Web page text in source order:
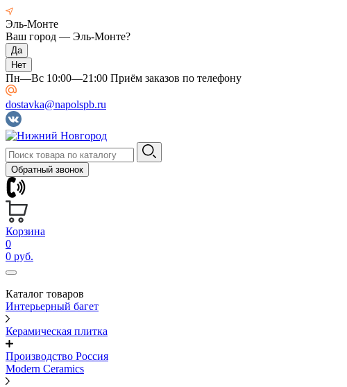
Эль-Монте
Ваш город — Эль-Монте?
Пн—Вс 10:00—21:00 Приём заказов по телефону
dostavka@napolspb.ru
Обратный звонок
Корзина
0
0 руб.
Каталог товаров
Интерьерный багет
Керамическая плитка
Производство Россия
Modern Ceramics